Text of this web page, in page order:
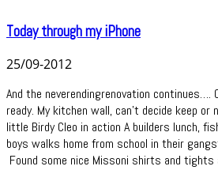
Today through my iPhone
25/09-2012
And the neverendingrenovation continues….
ready. My kitchen wall, can’t decide keep
little Birdy Cleo in action A builders lunch,
boys walks home from school in their
Found some nice Missoni shirts and